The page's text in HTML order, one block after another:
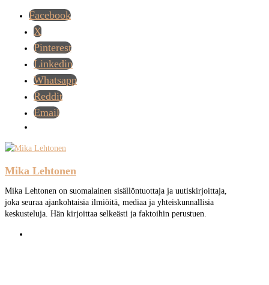
Facebook
X
Pinterest
Linkedin
Whatsapp
Reddit
Email
Mika Lehtonen
Mika Lehtonen on suomalainen sisällöntuottaja ja uutiskirjoittaja,
joka seuraa ajankohtaisia ilmiöitä, mediaa ja yhteiskunnallisia
keskusteluja. Hän kirjoittaa selkeästi ja faktoihin perustuen.